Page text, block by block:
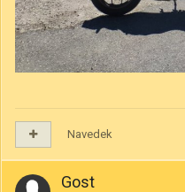
Navedek
Gost